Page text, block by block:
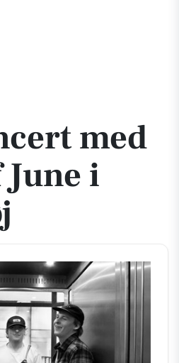
June i Brønshøj
med
i